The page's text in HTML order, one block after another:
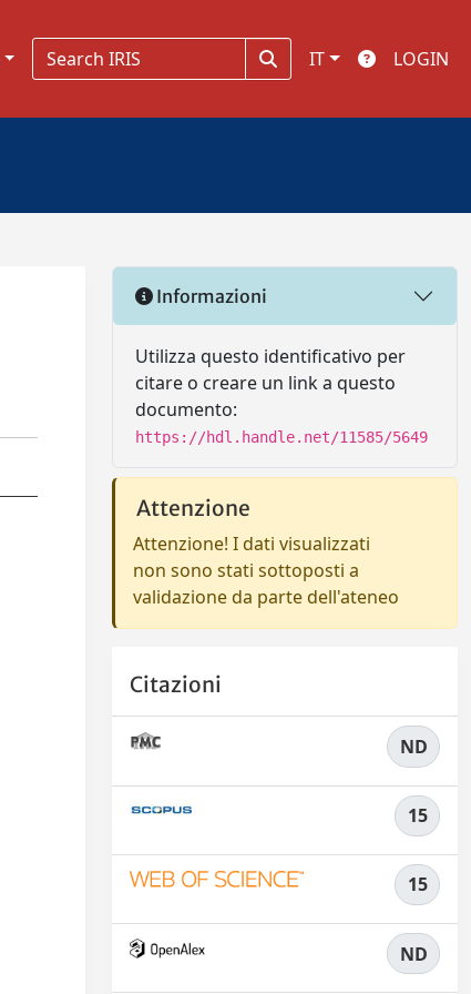
IT LOGIN
Informazioni
Utilizza questo identificativo per
citare o creare un link a questo
documento:
https://hdl.handle.net/11585/5649
Attenzione
Attenzione! I dati visualizzati
non sono stati sottoposti a
validazione da parte dell'ateneo
Citazioni
ND
15
15
ND